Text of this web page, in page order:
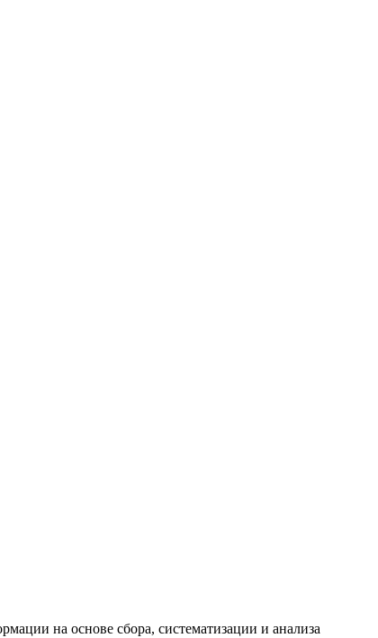
на основе сбора, систематизации и анализа